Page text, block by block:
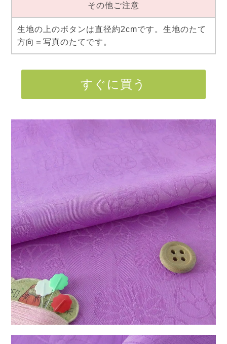
その他ご注意
生地の上のボタンは直径約2cmです。生地のたて
方向＝写真のたてです。
すぐに買う